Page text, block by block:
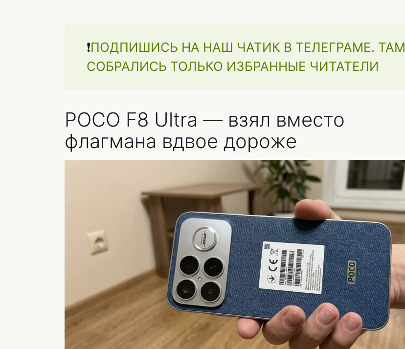
❗️ПОДПИШИСЬ НА НАШ ЧАТИК В ТЕЛЕГРАМЕ. ТАМ
СОБРАЛИСЬ ТОЛЬКО ИЗБРАННЫЕ ЧИТАТЕЛИ
POCO F8 Ultra — взял вместо
флагмана вдвое дороже